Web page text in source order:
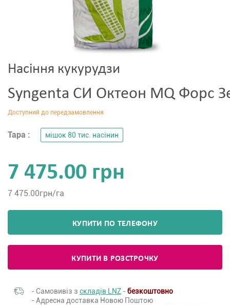
Насіння кукурудзи
Syngenta СИ Октеон MQ Форс
Тара : мішок 80 тис. насінин
7 475.00 грн
7 475.00грн/га
КУПИТИ ПО ТЕЛЕФОНУ
КУПИТИ В РОЗСТРОЧКУ
- Самовивіз з складів LNZ - безкоштовно
- Адресна доставка Новою Поштою